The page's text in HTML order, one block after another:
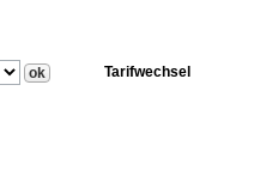
Tarifwechsel